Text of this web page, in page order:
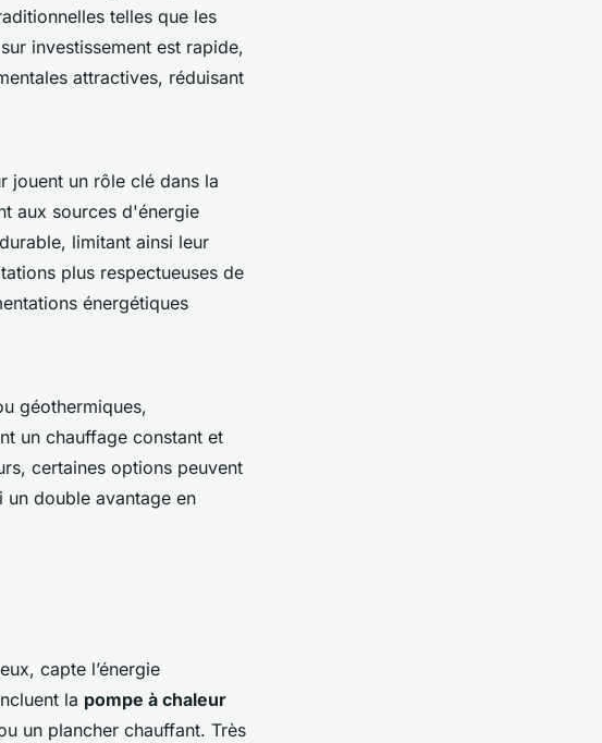
telles que les
investissement est rapide,
attractives, réduisant
jouent un rôle clé dans la
aux sources d'énergie
limitant ainsi leur
plus respectueuses de
énergétiques
géothermiques,
un chauffage constant et
certaines options peuvent
un double avantage en
capte l’énergie
la pompe à chaleur
un plancher chauffant. Très